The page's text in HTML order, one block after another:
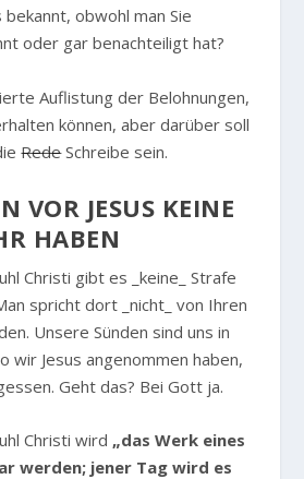
bekannt, obwohl man Sie
oder gar benachteiligt hat?
Auflistung der Belohnungen,
können, aber darüber soll
RedeSchreibe sein.
VOR JESUS KEINE
HABEN
Christi gibt es _keine_ Strafe
spricht dort _nicht_ von Ihren
Unsere Sünden sind uns in
wir Jesus angenommen haben,
Geht das? Bei Gott ja.
Christi wird „das Werk eines
werden; jener Tag wird es